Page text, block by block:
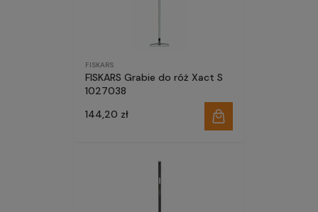
FISKARS
FISKARS Grabie do róż Xact S
1027038
144,20 zł